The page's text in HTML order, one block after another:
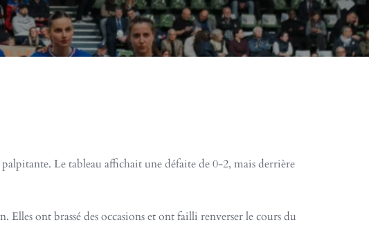
Le tableau affichait une défaite de 0-2, mais derrière
ont brassé des occasions et ont failli renverser le cours du